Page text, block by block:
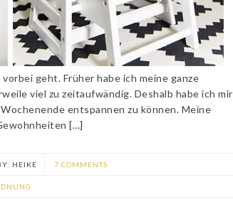
geht. Früher habe ich meine ganze
viel zu zeitaufwändig. Deshalb habe ich mir
entspannen zu können. Meine
[…]
HEIKE 7 COMMENTS